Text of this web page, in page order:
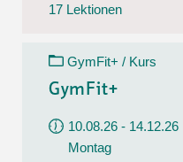
17 Lektionen
GymFit+ / Kurs
GymFit+
10.08.26 - 14.12.26
Montag